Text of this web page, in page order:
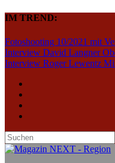
IM TREND:
Fotoshooting 10/2021 mit
Interview David Langner
Interview Roger Lewentz